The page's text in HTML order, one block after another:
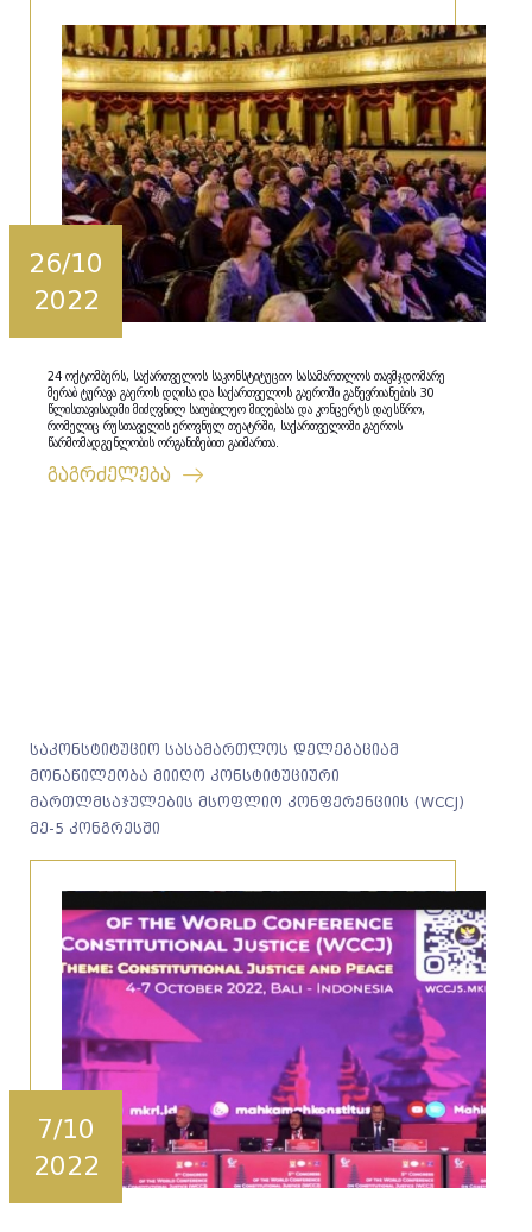
26/10
2022
24 ოქტომბერს, საქართველოს საკონსტიტუციო სასამართლოს თავმჯდომარე
მერაბ ტურავა გაეროს დღისა და საქართველოს გაეროში გაწევრიანების 30
წლისთავისადმი მიძღვნილ საიუბილეო მიღებასა და კონცერტს დაესწრო,
რომელიც რუსთაველის ეროვნულ თეატრში, საქართველოში გაეროს
წარმომადგენლობის ორგანიზებით გაიმართა.
გაგრძელება
საკონსტიტუციო სასამართლოს დელეგაციამ
მონაწილეობა მიიღო კონსტიტუციური
მართლმსაჯულების მსოფლიო კონფერენციის (WCCJ)
მე-5 კონგრესში
7/10
2022